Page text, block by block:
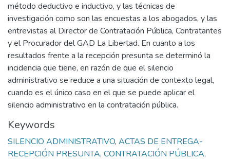
método deductivo e inductivo, y las técnicas de
investigación como son las encuestas a los abogados, y las
entrevistas al Director de Contratación Pública, Contratantes
y el Procurador del GAD La Libertad. En cuanto a los
resultados frente a la recepción presunta se determinó la
incidencia que tiene, en razón de que el silencio
administrativo se reduce a una situación de contexto legal,
cuando es el único caso en el que se puede aplicar el
silencio administrativo en la contratación pública.
Keywords
SILENCIO ADMINISTRATIVO, ACTAS DE ENTREGA-
RECEPCIÓN PRESUNTA, CONTRATACIÓN PÚBLICA,